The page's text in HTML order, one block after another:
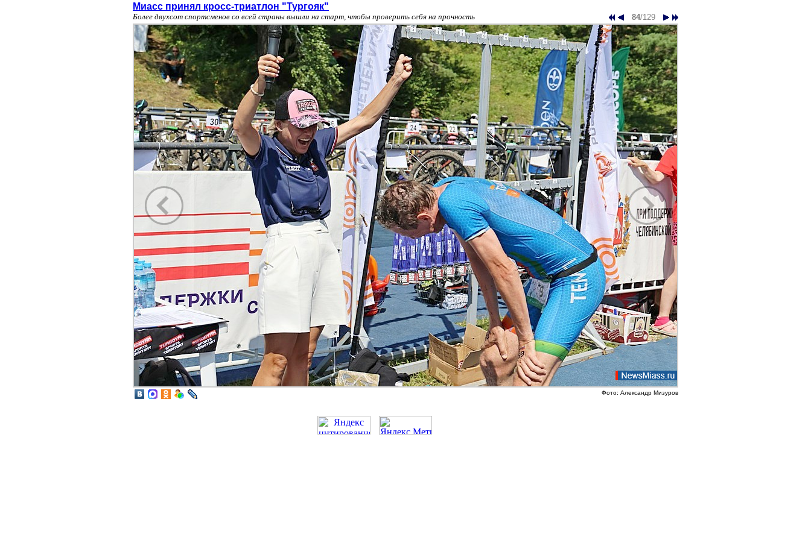
Миасс принял кросс-триатлон "Тургояк"
Более двухсот спортсменов со всей страны вышли на старт, чтобы проверить себя на прочность 84/129
Фото: Александр Мизуров